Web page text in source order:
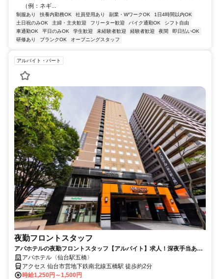
（例：ネギ...
制服あり 扶養内勤務OK 社員登用あり 副業・WワークOK
1日4時間以内OK
土日祝のみOK
主婦・主夫歓迎 フリーター歓迎 バイク通勤OK
シフト自由
車通勤OK
平日のみOK 学生歓迎 未経験者歓迎 経験者歓迎 夜間
即日払いOK
研修あり
ブランクOK オープニングスタッフ
アルバイト・パート
夜勤フロントスタッフ
アパホテルの夜勤フロントスタッフ【アルバイト】求人！深夜手当あり
の夜勤帯でしっかり稼げる
アパホテル〈仙台駅五橋〉
アクセス 仙台市営地下鉄南北線五橋駅 徒歩約2分
時給1,250円～1,500円